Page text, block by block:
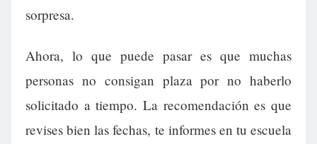
sorpresa.
Ahora, lo que puede pasar es que muchas
personas no consigan plaza por no haberlo
solicitado a tiempo. La recomendación es que
revises bien las fechas, te informes en tu escuela